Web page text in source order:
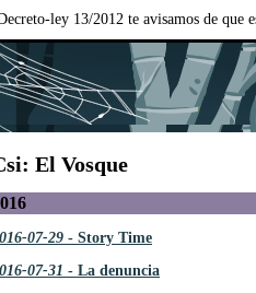
ley 13/2012 te avisamos de que
El Vosque
07-29 - Story Time
07-31 - La denuncia